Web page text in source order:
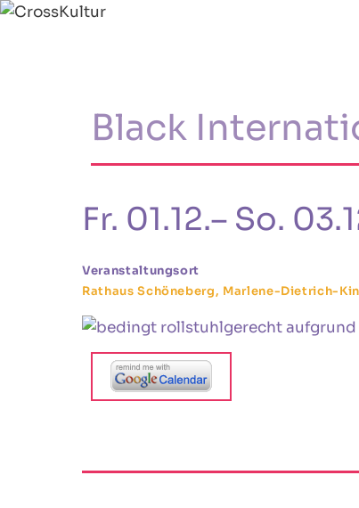
Black
Fr. 01.12.– So.
Veranstaltungsort
Rathaus Schöneberg, Marlene-Dietrich-